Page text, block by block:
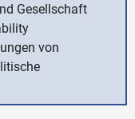
Gesellschaft
von